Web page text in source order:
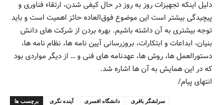
دلیل اینکه تجهیزات روز به روز در حال کیفی شدن، ارتقاء فناوری و
پیچیدگی بیشتر است این موضوع فوق‌العاده حائز اهمیت است و باید
توجه بیشتری به آن داشته باشیم. بهره بردن از شرکت های دانش
بنیان، ابداعات و ابتکارات، بروزرسانی آیین نامه ها، نظام نامه ها،
دستورالعمل ها، روش ها، عهدنامه های فنی و … از دیگر مواردی بود
که در این همایش به آن ها اشاره شد.
انتهای پیام/
برچسب ها آینده نگری دانشگاه افسری
سرلشگر باقری